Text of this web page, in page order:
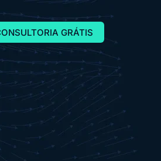
GRÁTIS